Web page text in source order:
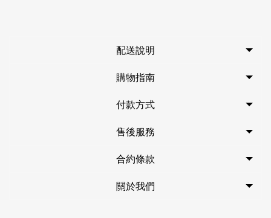
配送說明
購物指南
付款方式
售後服務
合約條款
關於我們